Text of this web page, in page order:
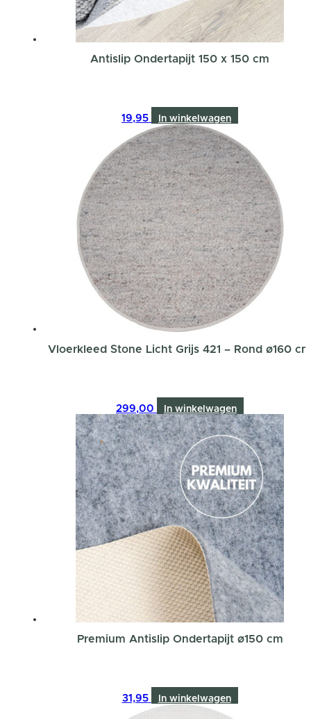
Antislip Ondertapijt 150 x 150 cm
19,95 In winkelwagen
Vloerkleed Stone Licht Grijs 421 – Rond ø160 cm
299,00 In winkelwagen
Premium Antislip Ondertapijt ø150 cm
31,95 In winkelwagen